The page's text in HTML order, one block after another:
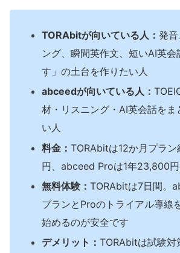
TORAbitが向いている人：発
ング、瞬間英作文、短いAI英
す」の土台を作りたい人
abceedが向いている人：
材・リスニング・AI英会話をま
い人
料金：TORAbitは12か月プラ
円、abceed Proは1年23,800
無料体験：TORAbitは7日間。
プランとProのトライアル導線
始めるのが安全です
デメリット：TORAbitは試験対